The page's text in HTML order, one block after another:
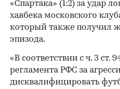
«Спартака» (1:2) за удар
хавбека московского
который также получил
эпизода.
«В соответствии с ч. 3 ст.
регламента РФС за
дисквалифицировать